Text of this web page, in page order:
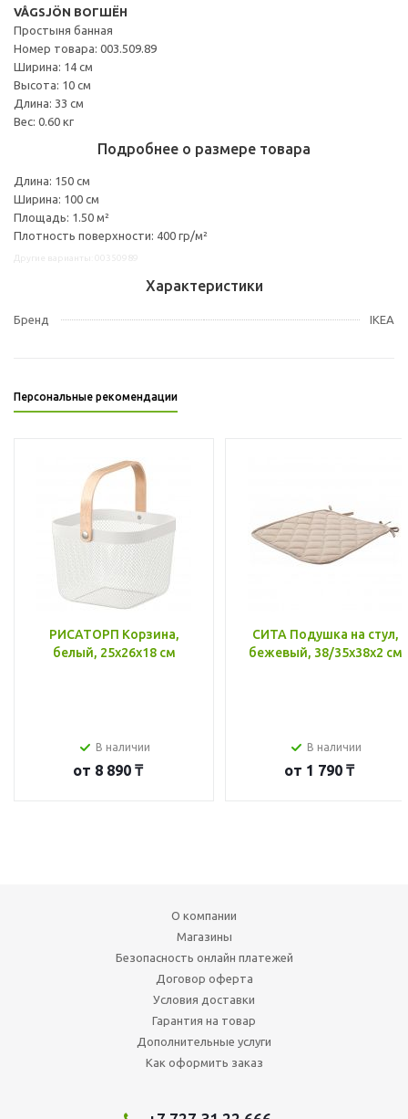
VÅGSJÖN ВОГШЁН
Простыня банная
Номер товара: 003.509.89
Ширина: 14 см
Высота: 10 см
Длина: 33 см
Вес: 0.60 кг
Подробнее о размере товара
Длина: 150 см
Ширина: 100 см
Площадь: 1.50 м²
Плотность поверхности: 400 гр/м²
Характеристики
Бренд IKEA
Персональные рекомендации
РИСАТОРП Корзина,
белый, 25x26x18 см
В наличии
от 8 890 ₸
СИТА Подушка на стул,
бежевый, 38/35x38x2 см
В наличии
от 1 790 ₸
О компании
Магазины
Безопасность онлайн платежей
Договор оферта
Условия доставки
Гарантия на товар
Дополнительные услуги
Как оформить заказ